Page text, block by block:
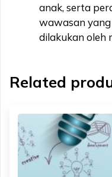
anak, serta
wawasan
dilakukan oleh
Related